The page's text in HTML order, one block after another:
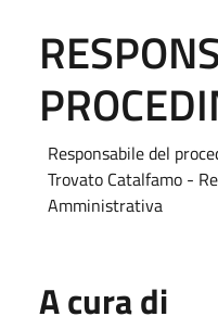
Responsabile del
Trovato Catalfamo -
Amministrativa
A cura di